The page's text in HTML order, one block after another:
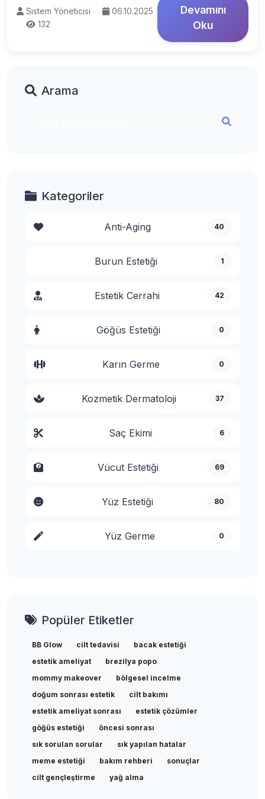
Sistem Yöneticisi
06.10.2025
132
Devamını
Oku
Arama
Kategoriler
Anti-Aging 40
Burun Estetiği 1
Estetik Cerrahi 42
Göğüs Estetiği 0
Karın Germe 0
Kozmetik Dermatoloji 37
Saç Ekimi 6
Vücut Estetiği 69
Yüz Estetiği 80
Yüz Germe 0
Popüler Etiketler
BB Glow cilt tedavisi
bacak estetiği
estetik ameliyat
brezilya popo
mommy makeover
bölgesel incelme
doğum sonrası estetik
cilt bakımı
estetik ameliyat sonrası
estetik çözümler
göğüs estetiği
öncesi sonrası
sık sorulan sorular
sık yapılan hatalar
meme estetiği
bakım rehberi
sonuçlar
cilt gençleştirme
yağ alma